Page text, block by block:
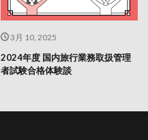
3月 10, 2025
2024年度 国内旅行業務取扱管理
者試験合格体験談